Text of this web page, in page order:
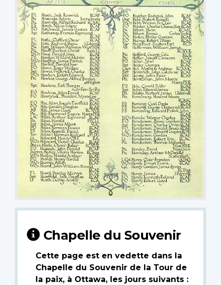
Chapelle du Souvenir
Cette page est en vedette dans la
Chapelle du Souvenir de la Tour de
la paix, à Ottawa, les jours suivants :